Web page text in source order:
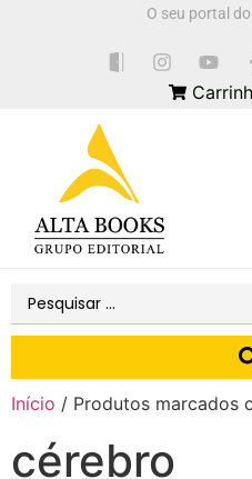
O seu portal
Início / Produtos marcados
cérebro